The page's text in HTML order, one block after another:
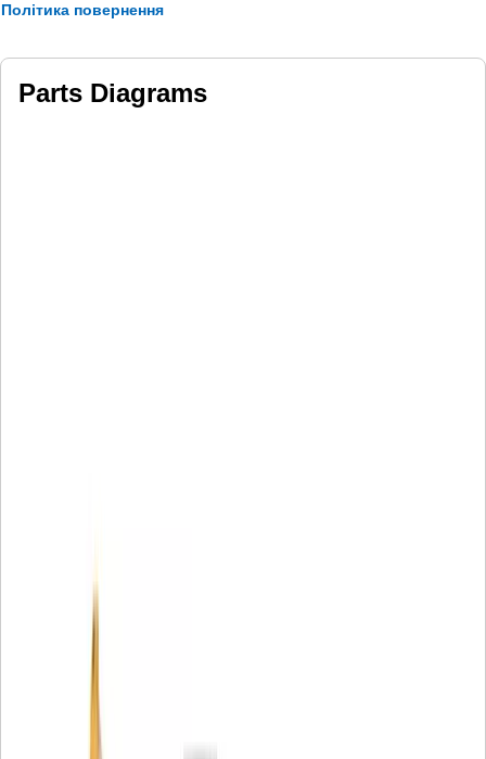
Політика повернення
Parts Diagrams